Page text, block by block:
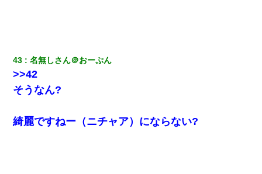
43 名無しさん＠おーぷん
>>42
そうなん?
綺麗ですねー（ニチャア）にならない?